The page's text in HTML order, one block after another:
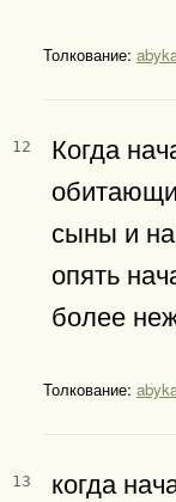
Толкование:
12
Когда
сыны и
опять
более
Толкование:
13
когда